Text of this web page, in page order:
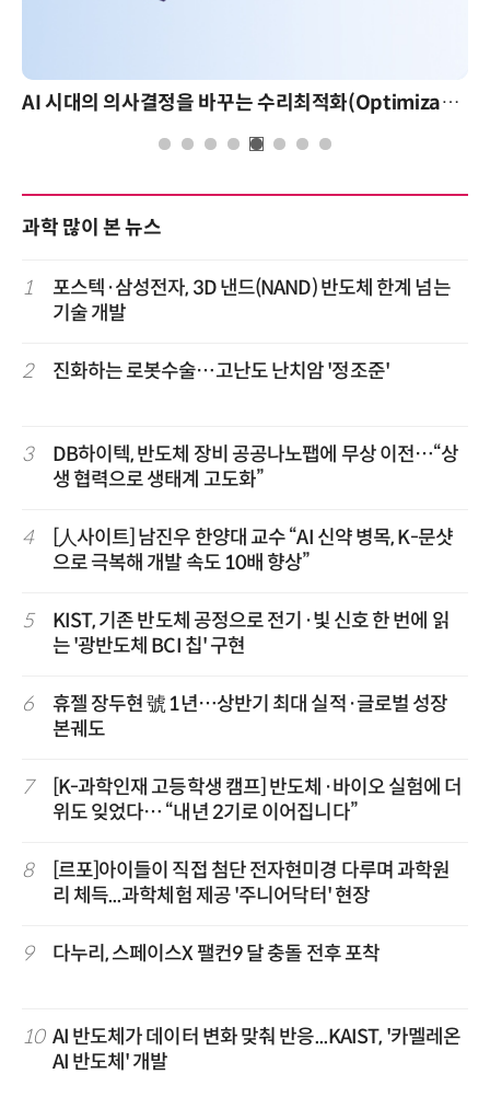
AI 시대의 의사결정을 바꾸는 수리최적화(Optimization): 실제 산업 적용 사례와 활용 전략
과학 많이 본 뉴스
1
포스텍·삼성전자, 3D 낸드(NAND) 반도체 한계 넘는
기술 개발
2 진화하는 로봇수술…고난도 난치암 '정조준'
3
DB하이텍, 반도체 장비 공공나노팹에 무상 이전…“상
생 협력으로 생태계 고도화”
4
[人사이트] 남진우 한양대 교수 “AI 신약 병목, K-문샷
으로 극복해 개발 속도 10배 향상”
5
KIST, 기존 반도체 공정으로 전기·빛 신호 한 번에 읽
는 '광반도체 BCI 칩' 구현
6
휴젤 장두현 號 1년…상반기 최대 실적·글로벌 성장
본궤도
7
[K-과학인재 고등학생 캠프] 반도체·바이오 실험에 더
위도 잊었다… “내년 2기로 이어집니다”
8
[르포]아이들이 직접 첨단 전자현미경 다루며 과학원
리 체득...과학체험 제공 '주니어닥터' 현장
9 다누리, 스페이스X 팰컨9 달 충돌 전후 포착
10 AI 반도체가 데이터 변화 맞춰 반응...KAIST, '카멜레온
AI 반도체' 개발